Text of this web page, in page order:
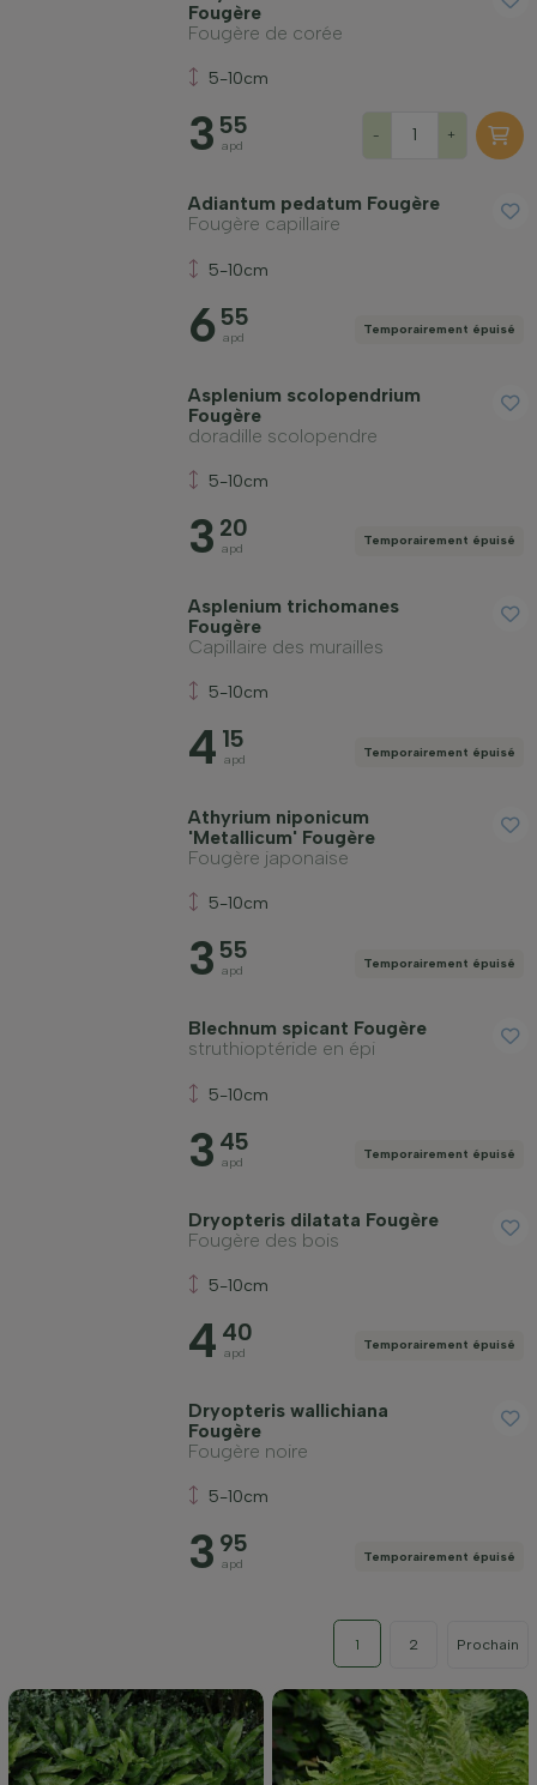
Fougère
Fougère de corée
5-10cm
3 55
apd
- +
Adiantum pedatum Fougère
Fougère capillaire
5-10cm
6 55
apd
Temporairement épuisé
Asplenium scolopendrium
Fougère
doradille scolopendre
5-10cm
3 20
apd
Temporairement épuisé
Asplenium trichomanes
Fougère
Capillaire des murailles
5-10cm
4 15
apd
Temporairement épuisé
Athyrium niponicum
'Metallicum' Fougère
Fougère japonaise
5-10cm
3 55
apd
Temporairement épuisé
Blechnum spicant Fougère
struthioptéride en épi
5-10cm
3 45
apd
Temporairement épuisé
Dryopteris dilatata Fougère
Fougère des bois
5-10cm
4 40
apd
Temporairement épuisé
Dryopteris wallichiana
Fougère
Fougère noire
5-10cm
3 95
apd
Temporairement épuisé
1 2 Prochain